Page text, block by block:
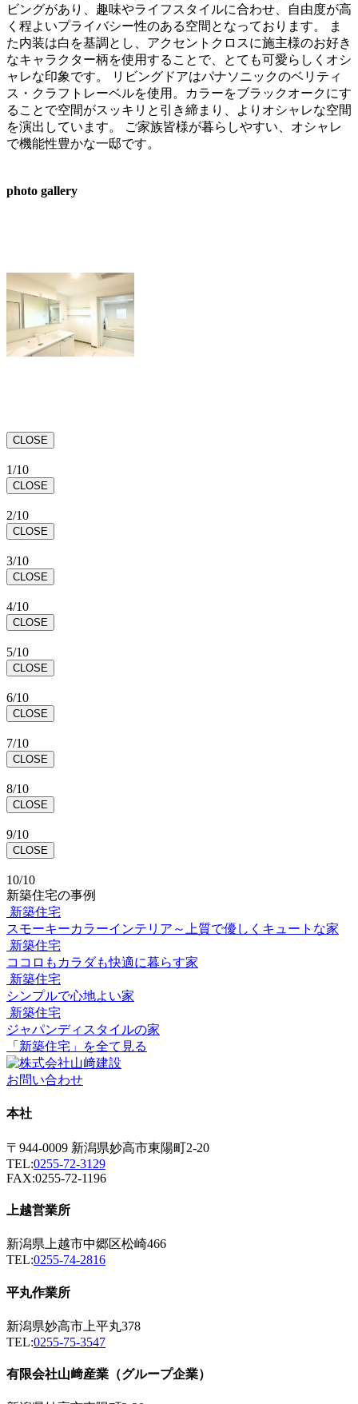
ビングがあり、趣味やライフスタイルに合わせ、自由度が高
く程よいプライバシー性のある空間となっております。 ま
た内装は白を基調とし、アクセントクロスに施主様のお好き
なキャラクター柄を使用することで、とても可愛らしくオシ
ャレな印象です。 リビングドアはパナソニックのベリティ
ス・クラフトレーベルを使用。カラーをブラックオークにす
ることで空間がスッキリと引き締まり、よりオシャレな空間
を演出しています。 ご家族皆様が暮らしやすい、オシャレ
で機能性豊かな一邸です。
photo gallery
CLOSE
1/10
CLOSE
2/10
CLOSE
3/10
CLOSE
4/10
CLOSE
5/10
CLOSE
6/10
CLOSE
7/10
CLOSE
8/10
CLOSE
9/10
CLOSE
10/10
新築住宅の事例
新築住宅
スモーキーカラーインテリア～上質で優しくキュートな家
新築住宅
ココロもカラダも快適に暮らす家
新築住宅
シンプルで心地よい家
新築住宅
ジャパンディスタイルの家
「新築住宅」を全て見る
お問い合わせ
本社
〒944-0009 新潟県妙高市東陽町2-20
TEL:0255-72-3129
FAX:0255-72-1196
上越営業所
新潟県上越市中郷区松崎466
TEL:0255-74-2816
平丸作業所
新潟県妙高市上平丸378
TEL:0255-75-3547
有限会社山﨑産業（グループ企業）